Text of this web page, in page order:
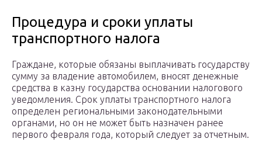
Процедура и сроки уплаты
транспортного налога
Граждане, которые обязаны выплачивать государству
сумму за владение автомобилем, вносят денежные
средства в казну государства основании налогового
уведомления. Срок уплаты транспортного налога
определен региональными законодательными
органами, но он не может быть назначен ранее
первого февраля года, который следует за отчетным.